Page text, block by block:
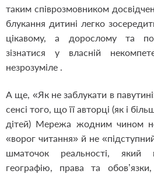
таким співрозмовником
блукання дитині легко
цікавому, а дорослому та
зізнатися у власній
незрозуміле .
А ще, «Як не заблукати в
сенсі того, що її авторці (як і
дітей) Мережа жодним
«ворог читання» й не
шматочок реальності, який
географію, права та